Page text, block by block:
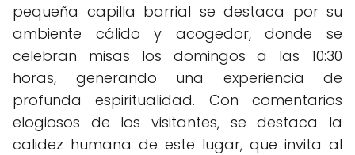
pequeña capilla barrial se destaca por su
ambiente cálido y acogedor, donde se
celebran misas los domingos a las 10:30
horas, generando una experiencia de
profunda espiritualidad. Con comentarios
elogiosos de los visitantes, se destaca la
calidez humana de este lugar, que invita al